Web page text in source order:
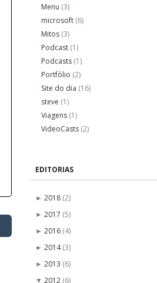
Menu (3)
microsoft (6)
Mitos (3)
Podcast (1)
Podcasts (1)
Portfólio (2)
Site do dia (16)
steve (1)
Viagens (1)
VideoCasts (2)
EDITORIAS
► 2018 (2)
► 2017 (5)
► 2016 (4)
► 2014(3)
► 2013 (6)
▼ 2012 (6)